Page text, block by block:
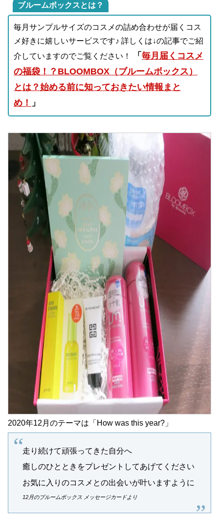
ブルームボックスとは？
毎月サンプルサイズのコスメの詰め合わせが届くコス
メ好きに嬉しいサービスです♪ 詳しくは↓の記事でご紹
介していますのでご覧ください！
「 毎月届くコスメ
の福袋！？BLOOMBOX（ブルームボックス）
とは？始める前に知っておきたい情報まと
め！
」
2020年12月のテーマは「How was this year?」
走り続けて頑張ってきた自分へ
癒しのひとときをプレゼントしてあげてください
お気に入りのコスメとの出会いが叶いますように
12月のブルームボックス メッセージカードより